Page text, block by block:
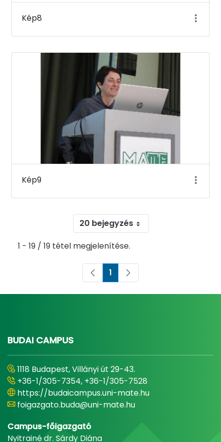
Kép8
Kép9
20 bejegyzés
1 - 19 / 19 tétel megjelenítése.
Oldal
1
BUDAI CAMPUS
1118 Budapest, Villányi út 29-43.
+36-1/305-7354, +36-1/305-7528
https://budaicampus.uni-mate.hu
foigazgato.buda@uni-mate.hu
Campus-főigazgató
Nyitrainé dr. Sárdy Diána